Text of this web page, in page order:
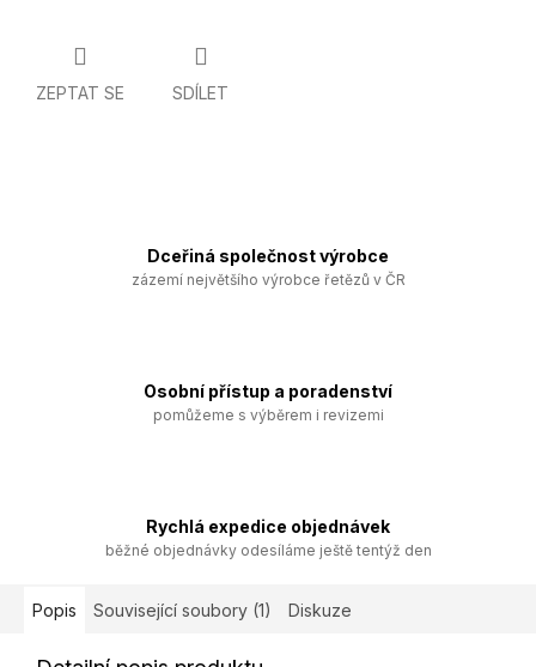
ZEPTAT SE SDÍLET
Dceřiná společnost výrobce
zázemí největšího výrobce řetězů v ČR
Osobní přístup a poradenství
pomůžeme s výběrem i revizemi
Rychlá expedice objednávek
běžné objednávky odesíláme ještě tentýž den
Popis Související soubory (1) Diskuze